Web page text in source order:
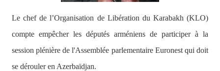
Le chef de l’Organisation de Libération du Karabakh (KLO)
compte empêcher les députés arméniens de participer à la
session plénière de l'Assemblée parlementaire Euronest qui doit
se dérouler en Azerbaïdjan.